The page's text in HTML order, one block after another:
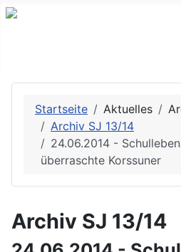
Startseite Aktuelles
Archiv SJ 13/14
24.06.2014 -
überraschte Korssuner
Archiv SJ 13/14